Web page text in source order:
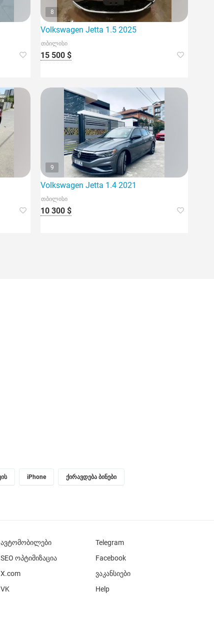
8
Volkswagen Jetta 1.5 2025
თბილისი
15 500 $
9
Volkswagen Jetta 1.4 2021
თბილისი
10 300 $
iPhone ქირავდება ბინები
ავტომობილები
SEO ოპტიმიზაცია
X.com
VK
Telegram
Facebook
ვაკანსიები
Help